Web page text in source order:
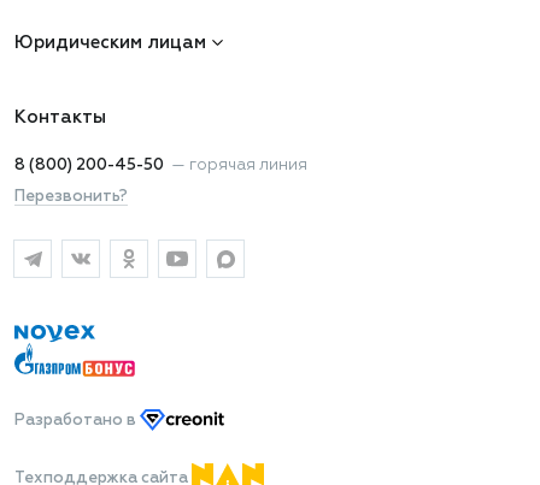
Юридическим лицам
Контакты
8 (800) 200-45-50 — горячая линия
Перезвонить?
Разработано в
Техподдержка сайта